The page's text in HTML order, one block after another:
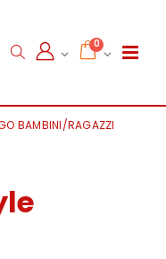
0
BAMBINI/RAGAZZI